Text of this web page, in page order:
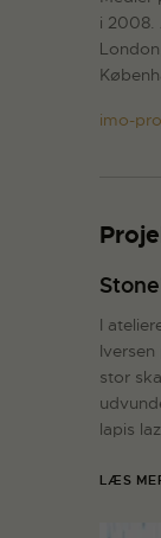
i 2008.
imo-
I
stor
lapis
LÆS